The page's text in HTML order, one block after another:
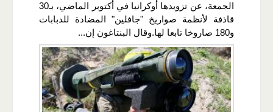
الجمعة، عن تزويدها أوكرانيا في أكتوبر الماضي، بـ30
قاذفة لأنظمة صواريخ "جافلين" المضادة للدبابات
و180 صاروخا تابعا لها.وقال البنتاغون إن...